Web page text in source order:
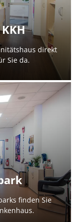
direkt
Sie da.
finden Sie